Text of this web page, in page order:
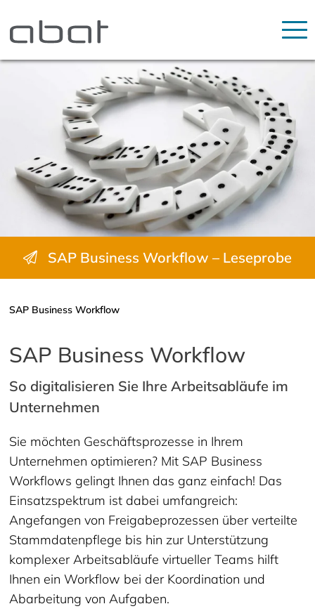
SAP Business Workflow – Leseprobe
SAP Business Workflow
SAP Business Workflow
So digitalisieren Sie Ihre Arbeitsabläufe im
Unternehmen
Sie möchten Geschäftsprozesse in Ihrem
Unternehmen optimieren? Mit SAP Business
Workflows gelingt Ihnen das ganz einfach! Das
Einsatzspektrum ist dabei umfangreich:
Angefangen von Freigabeprozessen über verteilte
Stammdatenpflege bis hin zur Unterstützung
komplexer Arbeitsabläufe virtueller Teams hilft
Ihnen ein Workflow bei der Koordination und
Abarbeitung von Aufgaben.